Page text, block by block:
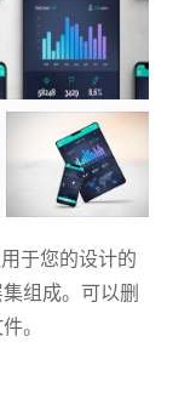
于您的设计的
组成。可以删
。